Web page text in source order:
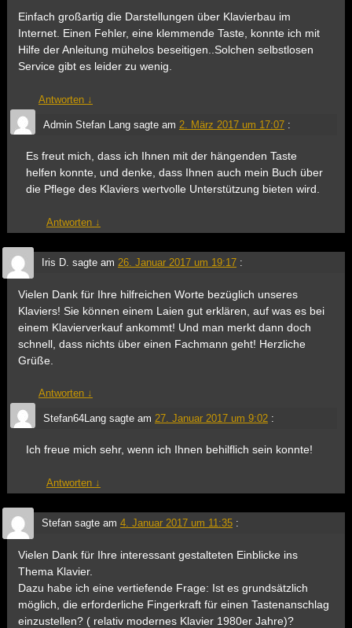
Einfach großartig die Darstellungen über Klavierbau im
Internet. Einen Fehler, eine klemmende Taste, konnte ich mit
Hilfe der Anleitung mühelos beseitigen..Solchen selbstlosen
Service gibt es leider zu wenig.
Antworten ↓
Admin Stefan Langsagte am 2. März 2017 um 17:07 :
Es freut mich, dass ich Ihnen mit der hängenden Taste
helfen konnte, und denke, dass Ihnen auch mein Buch über
die Pflege des Klaviers wertvolle Unterstützung bieten wird.
Antworten ↓
Iris D. sagte am 26. Januar 2017 um 19:17 :
Vielen Dank für Ihre hilfreichen Worte bezüglich unseres
Klaviers! Sie können einem Laien gut erklären, auf was es bei
einem Klavierverkauf ankommt! Und man merkt dann doch
schnell, dass nichts über einen Fachmann geht! Herzliche
Grüße.
Antworten ↓
Stefan64Langsagte am 27. Januar 2017 um 9:02 :
Ich freue mich sehr, wenn ich Ihnen behilflich sein konnte!
Antworten ↓
Stefansagte am 4. Januar 2017 um 11:35 :
Vielen Dank für Ihre interessant gestalteten Einblicke ins
Thema Klavier.
Dazu habe ich eine vertiefende Frage: Ist es grundsätzlich
möglich, die erforderliche Fingerkraft für einen Tastenanschlag
einzustellen? ( relativ modernes Klavier 1980er Jahre)?